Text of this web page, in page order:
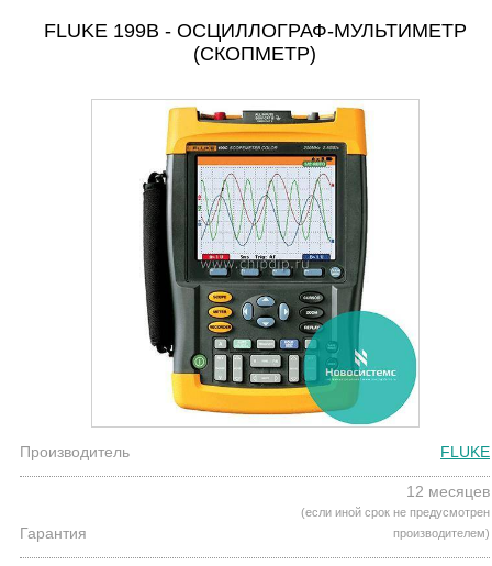
FLUKE 199B - ОСЦИЛЛОГРАФ-МУЛЬТИМЕТР
(СКОПМЕТР)
Производитель FLUKE
Гарантия
12 месяцев
(если иной срок не предусмотрен
производителем)